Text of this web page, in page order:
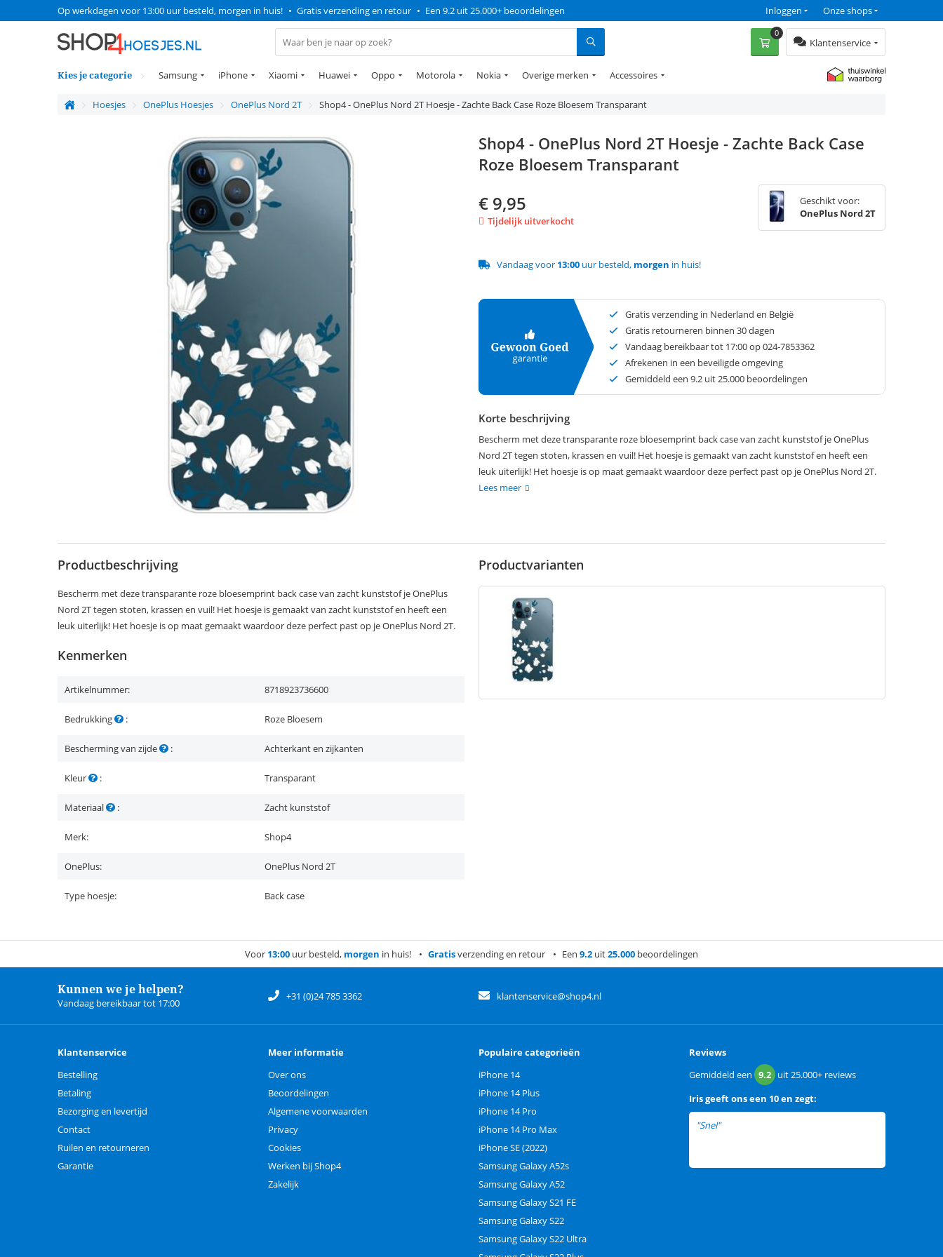
Op werkdagen voor 13:00 uur besteld, morgen in huis! • Gratis verzending en retour • Een 9.2 uit 25.000+ beoordelingen Onze shops
Inloggen
Klantenservice
0
Kies je categorie Samsung iPhone Xiaomi Huawei Oppo Motorola Nokia Overige merken Accessoires
Hoesjes OnePlus Hoesjes OnePlus Nord 2T Shop4 - OnePlus Nord 2T Hoesje - Zachte Back Case Roze Bloesem Transparant
Shop4 - OnePlus Nord 2T Hoesje - Zachte Back Case
Roze Bloesem Transparant
€ 9,95
Tijdelijk uitverkocht
Geschikt voor:
OnePlus Nord 2T
Vandaag voor 13:00 uur besteld, morgen in huis!
Gratis verzending in Nederland en België
Gratis retourneren binnen 30 dagen
Vandaag bereikbaar tot 17:00 op 024-7853362
Afrekenen in een beveiligde omgeving
Gemiddeld een 9.2 uit 25.000 beoordelingen
Korte beschrijving
Bescherm met deze transparante roze bloesemprint back case van zacht kunststof je OnePlus
Nord 2T tegen stoten, krassen en vuil! Het hoesje is gemaakt van zacht kunststof en heeft een
leuk uiterlijk! Het hoesje is op maat gemaakt waardoor deze perfect past op je OnePlus Nord 2T.
Lees meer
Productbeschrijving
Bescherm met deze transparante roze bloesemprint back case van zacht kunststof je OnePlus
Nord 2T tegen stoten, krassen en vuil! Het hoesje is gemaakt van zacht kunststof en heeft een
leuk uiterlijk! Het hoesje is op maat gemaakt waardoor deze perfect past op je OnePlus Nord 2T.
Kenmerken
Artikelnummer: 8718923736600
Bedrukking : Roze Bloesem
Bescherming van zijde : Achterkant en zijkanten
Kleur : Transparant
Materiaal : Zacht kunststof
Merk: Shop4
OnePlus: OnePlus Nord 2T
Type hoesje: Back case
Productvarianten
Voor 13:00 uur besteld, morgen in huis! Gratisverzending en retour Een 9.2 uit25.000 beoordelingen
Kunnen we je helpen?
Vandaag bereikbaar tot 17:00
+31 (0)24 785 3362 klantenservice@shop4.nl
Klantenservice
Bestelling
Betaling
Bezorging en levertijd
Contact
Ruilen en retourneren
Garantie
Meer informatie
Over ons
Beoordelingen
Algemene voorwaarden
Privacy
Cookies
Werken bij Shop4
Zakelijk
Populaire categorieën
iPhone 14
iPhone 14 Plus
iPhone 14 Pro
iPhone 14 Pro Max
iPhone SE (2022)
Samsung Galaxy A52s
Samsung Galaxy A52
Samsung Galaxy S21 FE
Samsung Galaxy S22
Samsung Galaxy S22 Ultra
Reviews
Gemiddeld een 9.2 uit25.000+ reviews
Irisgeeft ons een 10 en zegt:
"Snel"